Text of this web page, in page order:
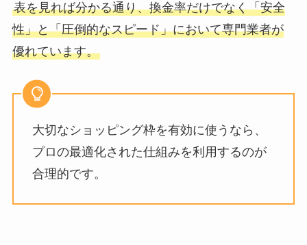
表を見れば分かる通り、換金率だけでなく「安全
性」と「圧倒的なスピード」において専門業者が
優れています。
大切なショッピング枠を有効に使うなら、
プロの最適化された仕組みを利用するのが
合理的です。